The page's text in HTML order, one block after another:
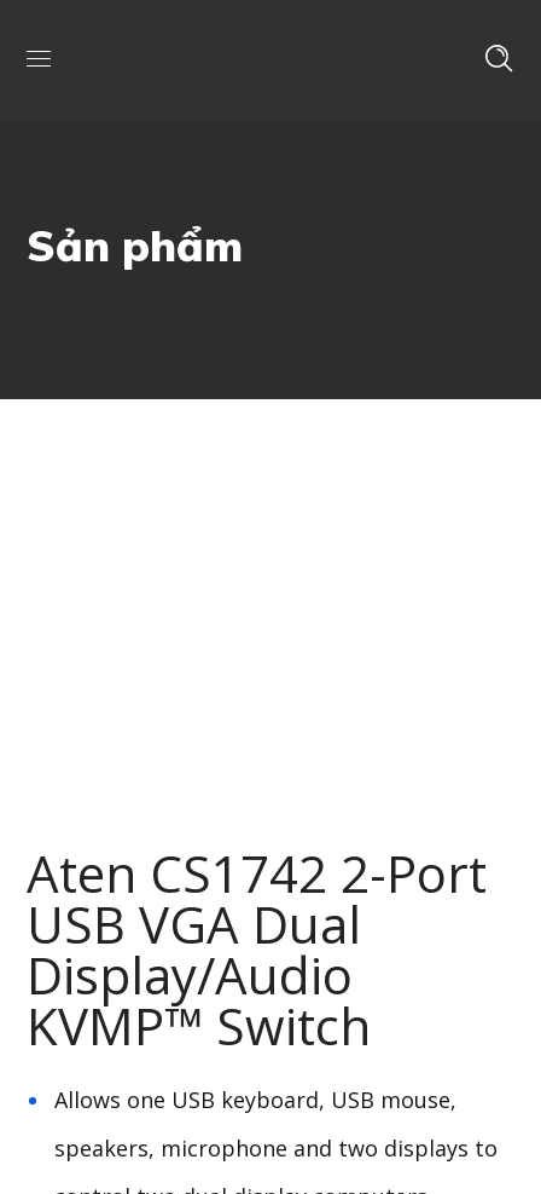
Sản phẩm
Aten CS1742 2-Port
USB VGA Dual
Display/Audio
KVMP™ Switch
Allows one USB keyboard, USB mouse,
speakers, microphone and two displays to